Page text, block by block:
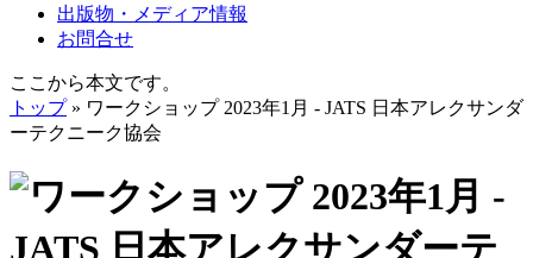
出版物・メディア情報
お問合せ
ここから本文です。
トップ» ワークショップ 2023年1月 - JATS 日本アレクサンダ
ーテクニーク協会